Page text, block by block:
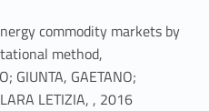
commodity markets by
method,
GIUNTA, GAETANO;
LETIZIA, , 2016Link identifier #identifier_person_156491-31